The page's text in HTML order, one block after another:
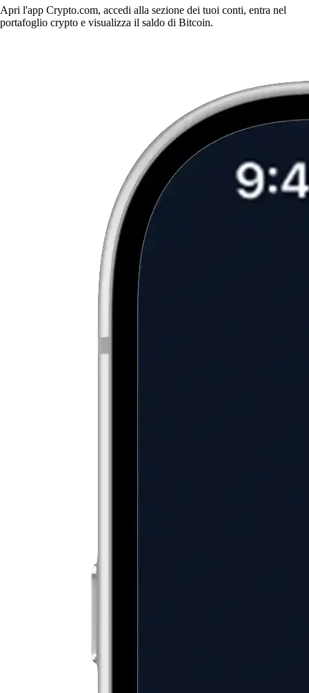
Apri l'app Crypto.com, accedi alla sezione dei tuoi conti, entra nel
portafoglio crypto e visualizza il saldo di Bitcoin.